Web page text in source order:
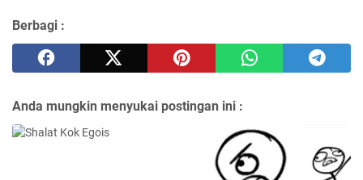
Berbagi :
Anda mungkin menyukai postingan ini :